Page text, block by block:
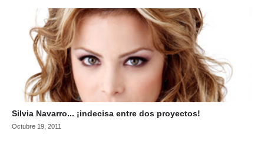
Silvia Navarro... ¡indecisa entre dos proyectos!
Octubre 19, 2011